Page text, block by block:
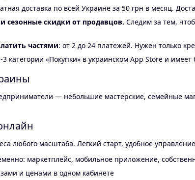
доставка по всей Украине за 50 грн в месяц.
сезонные скидки от продавцов. Следим за тем,
частями: от 2 до 24 платежей. Нужен только
категории «Покупки» в украинском App Store и имеет
— небольшие мастерские, семейные
любого масштаба. Лёгкий старт, удобное
маркетплейс, мобильное приложение,
и ценами в одном кабинете